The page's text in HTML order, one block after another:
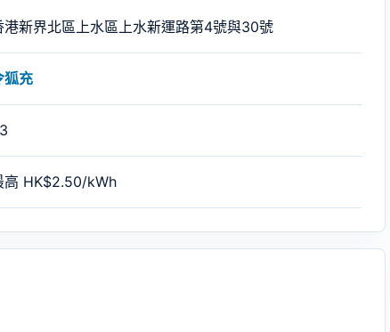
港新界北區上水區上水新運路第4號與30號
狐充
高 HK$2.50/kWh